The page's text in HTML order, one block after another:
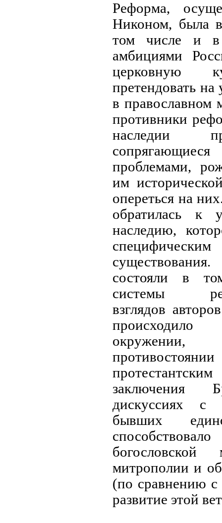
Реформа,
Никоном, была
том числе и в
амбициями
церковную
претендовать на
в православном
противники
наследии
проблемами,
им
опереться на
обратилась к
наследию,
состояли в
системы
взглядов
заключения
дискуссиях с
бывших
митрополии и
(по сравнению с
развитие этой